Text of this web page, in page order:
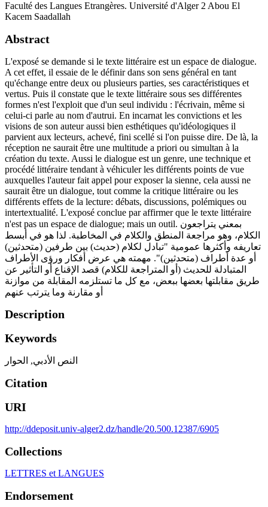
Faculté des Langues Etrangères. Université d'Alger 2 Abou El
Kacem Saadallah
Abstract
L'exposé se demande si le texte littéraire est un espace de dialogue.
A cet effet, il essaie de le définir dans son sens général en tant
qu'échange entre deux ou plusieurs parties, ses caractéristiques et
vertus. Puis il constate que le texte littéraire sous ses différentes
formes n'est l'exploit que d'un seul individu : l'écrivain, même si
celui-ci parle au nom d'autrui. En incarnat les convictions et les
visions de son auteur aussi bien esthétiques qu'idéologiques il
parvient aux lecteurs, achevé, fini scellé si l'on puisse dire. De là, la
réception ne saurait être une multitude a priori ou simultan à la
création du texte. Aussi le dialogue est un genre, une technique et
procédé littéraire tendant à véhiculer les différents points de vue
auxquelles l'auteur fait appel pour exposer la sienne, cela aussi ne
saurait être un dialogue, tout comme la critique littéraire ou les
différents effets de la lecture: débats, discussions, polémiques ou
intertextualité. L'exposé conclue par affirmer que le texte littéraire
n'est pas un espace de dialogue; mais un outil. بمعني يتراجعون
الكلام، وهو مراجعة المنطق والكلام في المخاطبة. لذا هو في أبسط
تعاريفه وأكثرها عمومية "تبادل لكلام (حدیث) بين طرفين (متحدثين)
أو عدة أطراف (متحدثين)". مهمته هي عرض أفكار ورؤى الأطراف
المتبادلة للحديث (أو المتراجعة للكلام) قصد الإقناع أو التأثير عن
طريق مقابلتها بعضها ببعض، مع كل ما تستلزمه المقابلة من موازنة
أو مقارنة وما يترتب عنهم
Description
Keywords
النص الأدبي, الحوار
Citation
URI
http://ddeposit.univ-alger2.dz/handle/20.500.12387/6905
Collections
LETTRES et LANGUES
Endorsement